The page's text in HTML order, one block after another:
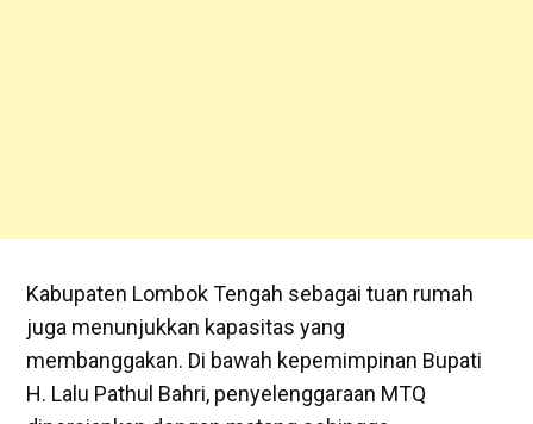
Kabupaten Lombok Tengah sebagai tuan rumah
juga menunjukkan kapasitas yang
membanggakan. Di bawah kepemimpinan Bupati
H. Lalu Pathul Bahri, penyelenggaraan MTQ